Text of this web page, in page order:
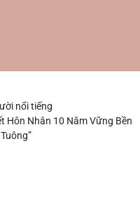
nổi tiếng
Hôn Nhân 10 Năm Vững Bền